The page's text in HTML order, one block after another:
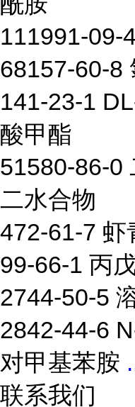
111991-09-
68157-60-8
141-23-1
酸甲酯
51580-86-0
二水合物
472-61-7 虾
99-66-1 丙
2744-50-5
2842-44-6
对甲基苯胺
联系我们